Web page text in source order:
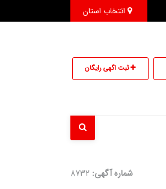
ثبت اگهی رایگان
شماره آگهی: 8732